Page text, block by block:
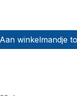
Aan winkelmandje